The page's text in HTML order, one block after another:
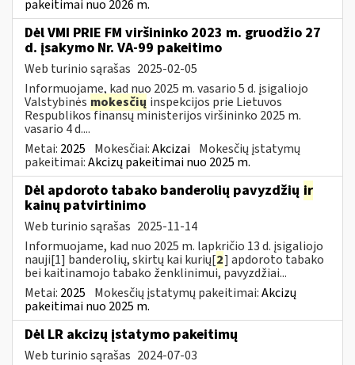
pakeitimai nuo 2026 m.
Dėl VMI PRIE FM viršininko 2023 m. gruodžio 27
d. įsakymo Nr. VA-99 pakeitimo
Web turinio sąrašas 2025-02-05
Informuojame, kad nuo 2025 m. vasario 5 d. įsigaliojo
Valstybinės mokesčių inspekcijos prie Lietuvos
Respublikos finansų ministerijos viršininko 2025 m.
vasario 4 d....
Metai: 2025 Mokesčiai:Akcizai Mokesčių įstatymų
pakeitimai:Akcizų pakeitimai nuo 2025 m.
Dėl apdoroto tabako banderolių pavyzdžių ir
kainų patvirtinimo
Web turinio sąrašas 2025-11-14
Informuojame, kad nuo 2025 m. lapkričio 13 d. įsigaliojo
nauji[1] banderolių, skirtų kai kurių[2] apdoroto tabako
bei kaitinamojo tabako ženklinimui, pavyzdžiai...
Metai: 2025 Mokesčių įstatymų pakeitimai:Akcizų
pakeitimai nuo 2025 m.
Dėl LR akcizų įstatymo pakeitimų
Web turinio sąrašas 2024-07-03